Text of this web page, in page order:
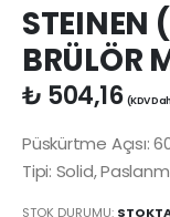
STEINEN
BRÜLÖR
₺ 504,16(KDV
Püskürtme Açısı:
Tipi: Solid,
STOK DURUMU: